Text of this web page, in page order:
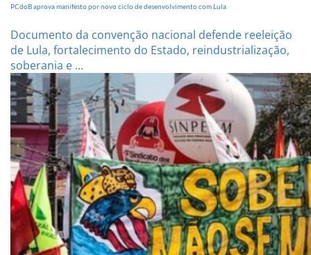
PCdoB aprova manifesto por novo ciclo de desenvolvimento com Lula
Documento da convenção nacional defende reeleição
de Lula, fortalecimento do Estado, reindustrialização,
soberania e ...